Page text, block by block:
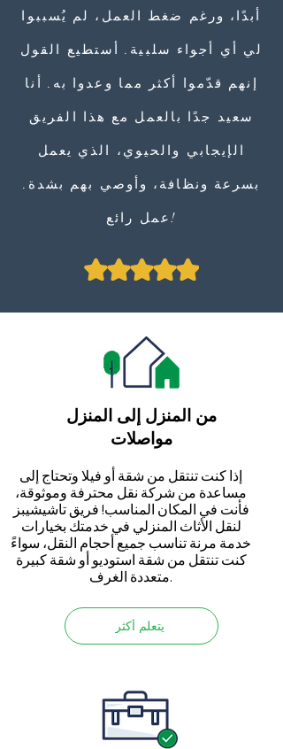
أبدًا، ورغم ضغط العمل، لم يُسببوا
لي أي أجواء سلبية. أستطيع القول
إنهم قدّموا أكثر مما وعدوا به. أنا
سعيد جدًا بالعمل مع هذا الفريق
الإيجابي والحيوي، الذي يعمل
بسرعة ونظافة، وأوصي بهم بشدة.
عمل رائع!
من المنزل إلى المنزل
مواصلات
إذا كنت تنتقل من شقة أو فيلا وتحتاج إلى
مساعدة من شركة نقل محترفة وموثوقة،
فأنت في المكان المناسب! فريق تاشيشيبز
لنقل الأثاث المنزلي في خدمتك بخيارات
خدمة مرنة تناسب جميع أحجام النقل، سواءً
كنت تنتقل من شقة استوديو أو شقة كبيرة
متعددة الغرف.
يتعلم أكثر